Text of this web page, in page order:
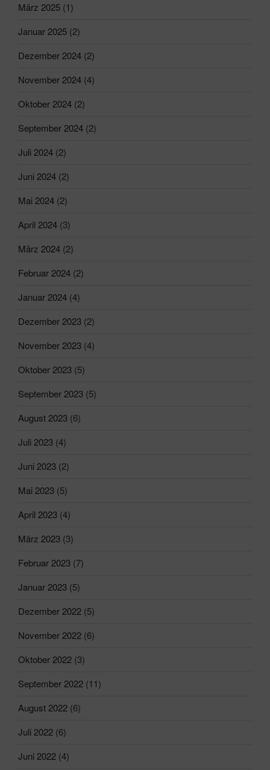
März 2025 (1)
Januar 2025 (2)
Dezember 2024 (2)
November 2024 (4)
Oktober 2024 (2)
September 2024 (2)
Juli 2024 (2)
Juni 2024 (2)
Mai 2024 (2)
April 2024 (3)
März 2024 (2)
Februar 2024 (2)
Januar 2024 (4)
Dezember 2023 (2)
November 2023 (4)
Oktober 2023 (5)
September 2023 (5)
August 2023 (6)
Juli 2023 (4)
Juni 2023 (2)
Mai 2023 (5)
April 2023 (4)
März 2023 (3)
Februar 2023 (7)
Januar 2023 (5)
Dezember 2022 (5)
November 2022 (6)
Oktober 2022 (3)
September 2022 (11)
August 2022 (6)
Juli 2022 (6)
Juni 2022 (4)